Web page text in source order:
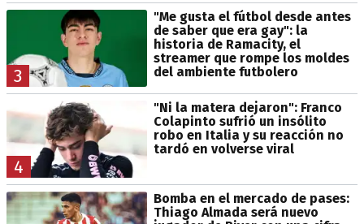
3
"Me gusta el fútbol desde antes
de saber que era gay": la
historia de Ramacity, el
streamer que rompe los moldes
del ambiente futbolero
4
"Ni la matera dejaron": Franco
Colapinto sufrió un insólito
robo en Italia y su reacción no
tardó en volverse viral
Bomba en el mercado de pases:
Thiago Almada será nuevo